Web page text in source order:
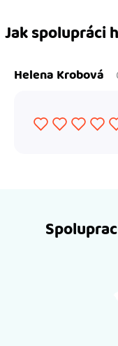
Jak spolupráci
Helena Krobová